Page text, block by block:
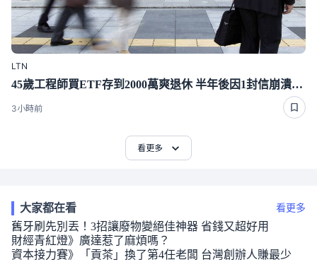
LTN
45歲工程師買ETF存到2000萬爽退休 半年後因1封信崩潰重回職場
3小時前
看更多
大家都在看 看更多
舊牙刷先別丟！3招讓廢物變絕佳神器 省錢又超好用
財經青紅燈》廣達惹了麻煩嗎？
資本接力賽》「貢茶」換了第4任老闆 台灣創辦人賺最少